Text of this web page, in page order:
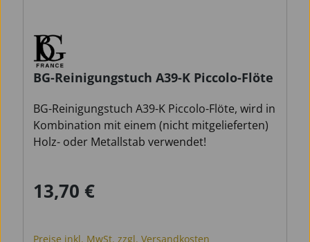
BG-Reinigungstuch A39-K Piccolo-Flöte
BG-Reinigungstuch A39-K Piccolo-Flöte, wird in
Kombination mit einem (nicht mitgelieferten)
Holz- oder Metallstab verwendet!
Regulärer Preis:
13,70 €
Preise inkl. MwSt. zzgl. Versandkosten